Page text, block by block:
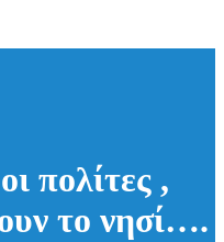
πολίτες ,
το νησί….